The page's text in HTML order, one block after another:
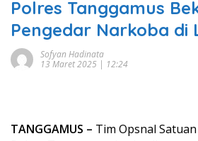
Polres Tanggamus
Pengedar Narkoba di
Sofyan Hadinata
13 Maret 2025 | 12:24
TANGGAMUS – Tim Opsnal